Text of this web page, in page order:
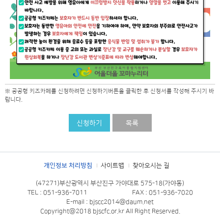
※ 공공형 키즈카페를 신청하려면 신청하기버튼을 클릭한 후 신청서를 작성해 주시기 바
랍니다.
신청하기 목록
개인정보 처리방침 사이트맵 찾아오시는 길
(47271)부산광역시 부산진구 가야대로 575-18(가야동)
TEL : 051-936-7011
FAX : 051-936-7020
E-mail : bjscc2014@daum.net
Copyright@2018 bjscfc.or.kr All Right Reserved.